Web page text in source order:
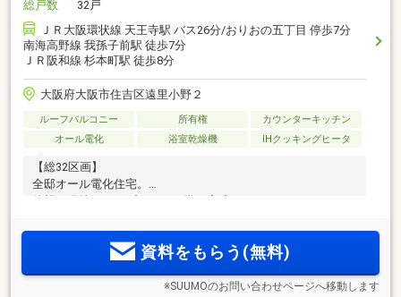
総戸数
32戸
ＪＲ大阪環状線 天王寺駅 バス26分/おりおの五丁目 停歩7分
南海高野線 我孫子前駅 徒歩7分
ＪＲ阪和線 杉本町駅 徒歩8分
大阪府大阪市住吉区遠里小野２
ルーフバルコニー 所有権
カウンターキッチン
オール電化
浴室乾燥機 IHクッキングヒータ
【総32区画】
全邸オール電化住宅。
待望の現地コンセプトハウス堂々完成！
資料をもらう(無料)
※SUUMOのお問い合わせページへ移動します